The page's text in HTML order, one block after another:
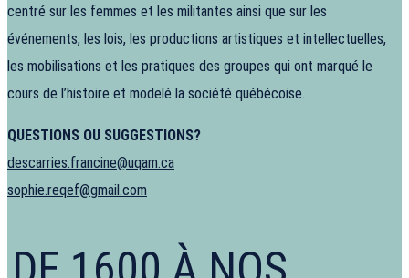
centré sur les femmes et les militantes ainsi que sur les
événements, les lois, les productions artistiques et intellectuelles,
les mobilisations et les pratiques des groupes qui ont marqué le
cours de l’histoire et modelé la société québécoise.
QUESTIONS OU SUGGESTIONS?
descarries.francine@uqam.ca
sophie.reqef@gmail.com